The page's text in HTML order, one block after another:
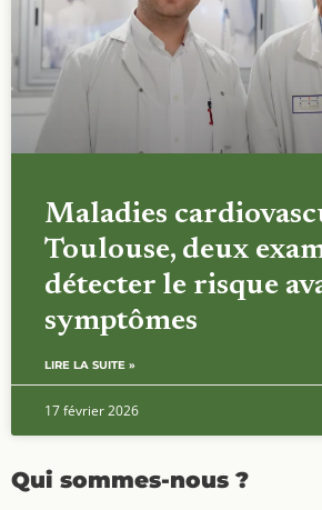
Maladies
Toulouse, deux
détecter le risque
symptômes
LIRE LA SUITE »
17 février 2026
Qui sommes-nous ?